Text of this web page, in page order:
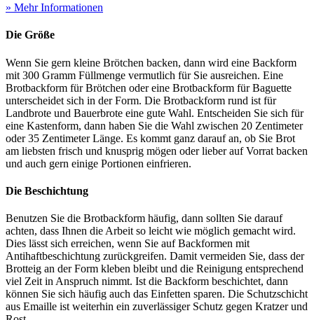
» Mehr Informationen
Die Größe
Wenn Sie gern kleine Brötchen backen, dann wird eine Backform
mit 300 Gramm Füllmenge vermutlich für Sie ausreichen. Eine
Brotbackform für Brötchen oder eine Brotbackform für Baguette
unterscheidet sich in der Form. Die Brotbackform rund ist für
Landbrote und Bauerbrote eine gute Wahl. Entscheiden Sie sich für
eine Kastenform, dann haben Sie die Wahl zwischen 20 Zentimeter
oder 35 Zentimeter Länge. Es kommt ganz darauf an, ob Sie Brot
am liebsten frisch und knusprig mögen oder lieber auf Vorrat backen
und auch gern einige Portionen einfrieren.
Die Beschichtung
Benutzen Sie die Brotbackform häufig, dann sollten Sie darauf
achten, dass Ihnen die Arbeit so leicht wie möglich gemacht wird.
Dies lässt sich erreichen, wenn Sie auf Backformen mit
Antihaftbeschichtung zurückgreifen. Damit vermeiden Sie, dass der
Brotteig an der Form kleben bleibt und die Reinigung entsprechend
viel Zeit in Anspruch nimmt. Ist die Backform beschichtet, dann
können Sie sich häufig auch das Einfetten sparen. Die Schutzschicht
aus Emaille ist weiterhin ein zuverlässiger Schutz gegen Kratzer und